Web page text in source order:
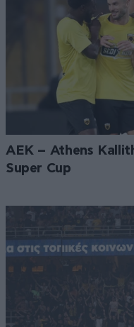
ΑΕΚ – Athens
Super Cup